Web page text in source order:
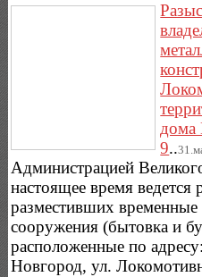
9..
Администрацией
настоящее время ведется
разместивших временные
сооружения (бытовка и
расположенные по
Новгород, ул.